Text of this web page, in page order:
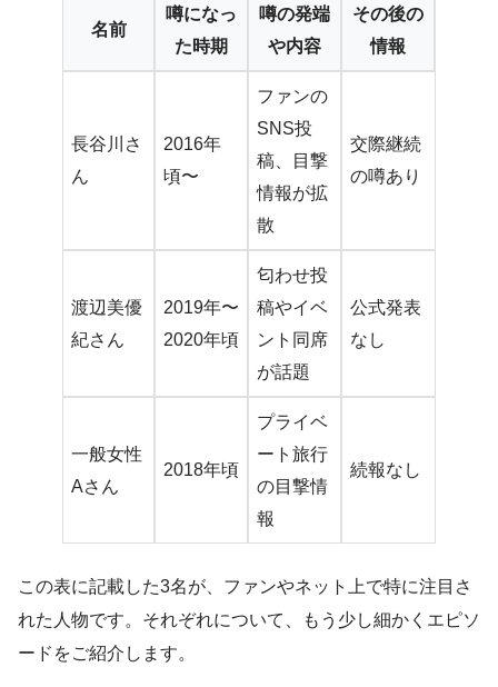
名前
噂になっ
た時期
噂の発端
や内容
その後の
情報
長谷川さ
ん
2016年
頃〜
ファンの
SNS投
稿、目撃
情報が拡
散
交際継続
の噂あり
渡辺美優
紀さん
2019年〜
2020年頃
匂わせ投
稿やイベ
ント同席
が話題
公式発表
なし
一般女性
Aさん
2018年頃
プライベ
ート旅行
の目撃情
報
続報なし
この表に記載した3名が、ファンやネット上で特に注目さ
れた人物です。それぞれについて、もう少し細かくエピソ
ードをご紹介します。